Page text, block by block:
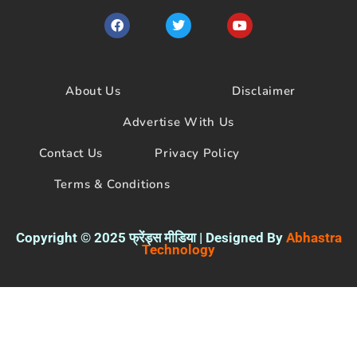
F
a
c
o
T
w
i
Y
o
u
e
About Us
Disclaimer
Advertise With Us
Contact Us
Privacy Policy
Terms & Conditions
Copyright © 2025 फ्रेंड्स मीडिया | Designed By Abhastra
Technology